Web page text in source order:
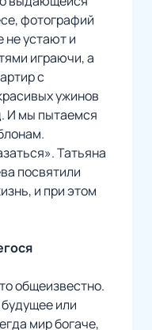
фотографий
не устают и
играючи, а
с
ужинов
И мы пытаемся
Татьяна
посвятили
и при этом
общеизвестно.
или
мир богаче,